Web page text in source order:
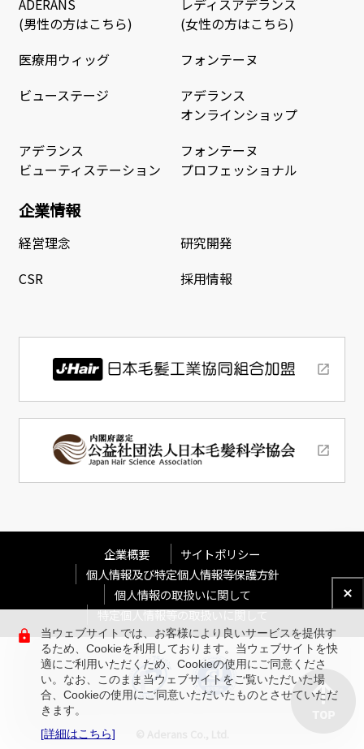
ADERANS
(男性の方はこちら)
レディスアデランス
(女性の方はこちら)
医療用ウィッグ
フォンテーヌ
ビューステージ
アデランス
オンラインショップ
アデランス
ビューティステーション
フォンテーヌ
プロフェッショナル
企業情報
経営理念
研究開発
CSR
採用情報
企業概要
サイトポリシー
個人情報及び特定個人情報等保護方針
個人情報の取扱いに関して
特定個人情報等の取扱いに関して
当ウェブサイトでは、お客様により良いサービスを提供す
るため、Cookieを利用しております。当ウェブサイトを快
適にご利用いただくため、Cookieの使用にご同意くださ
い。なお、このまま当ウェブサイトをご覧いただいた場
合、Cookieの使用にご同意いただいたものとさせていただ
きます。
[詳細はこちら]